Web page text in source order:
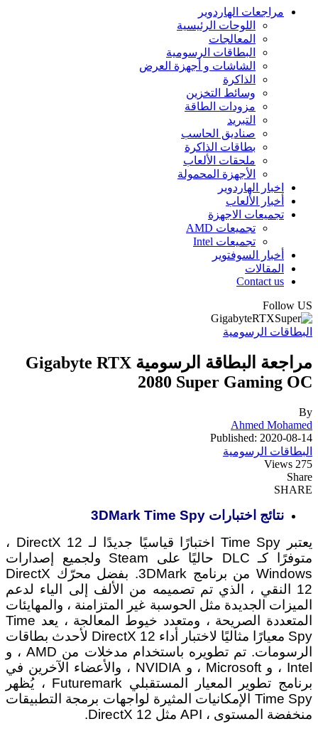
مراجعات الهاردوير
اللوحات الرئيسية
المعالجات
البطاقات الرسومية
الشاشات و أجهزة العرض
الذاكرة
وسائط التخزين
مزودات الطاقة
التبريد
صناديق الحاسب
بطاقات الذاكرة
ملحقات الألعاب
الأجهزة المحمولة
اخبار الهاردوير
أخبار الألعاب
تجميعات الاجهزة
تجميعات AMD
تجميعات Intel
أخبار السوفتوير
المقالات
Contact us
Follow US
البطاقات الرسومية
مراجعة البطاقة الرسومية Gigabyte RTX
2080 Super Gaming OC
By
Ahmed Mohamed
Published: 2020-08-14
البطاقات الرسومية
275 Views
Share
SHARE
نتائج اختبارات 3DMark Time Spy
يعتبر Time Spy اختبارًا قياسيًا جديدًا لـ DirectX 12 ،
متوفرًا كـ DLC حاليًا على Steam ولجميع إصدارات
Windows من برنامج 3DMark. بفضل محرّك DirectX
12 النقي ، الذي تم تصميمه من الألف إلى الياء لدعم
الميزات الجديدة مثل الحوسبة غير المتزامنة ، والمهايئات
المتعددة الصريحة ، ومتعدد خيوط المعالجة ، يعد Time
Spy معيارًا مثاليًا لاختبار أداء DirectX 12 لأحدث بطاقات
الرسومات. تم تطويره باستخدام مدخلات من AMD ، و
Intel ، و Microsoft ، و NVIDIA ، والأعضاء الآخرين في
برنامج تطوير المعيار المستقبلي Futuremark ، يُظهر
Time Spy الإمكانيات المثيرة لواجهات برمجة التطبيقات
منخفضة المستوى ، API مثل DirectX 12.